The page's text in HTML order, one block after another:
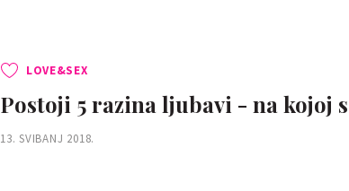
LOVE&SEX
Postoji 5 razina ljubavi - na kojoj
13. SVIBANJ 2018.